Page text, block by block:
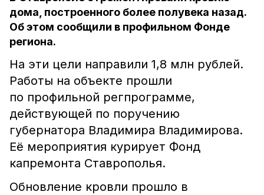
дома, построенного более полувека назад.
Об этом сообщили в профильном Фонде
региона.
На эти цели направили 1,8 млн рублей.
Работы на объекте прошли
по профильной регпрограмме,
действующей по поручению
губернатора Владимира Владимирова.
Её мероприятия курирует Фонд
капремонта Ставрополья.
Обновление кровли прошло в